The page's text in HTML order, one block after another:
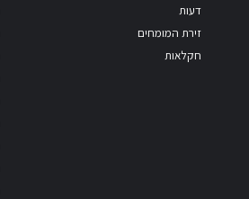
דעות
זירת המומחים
חקלאות